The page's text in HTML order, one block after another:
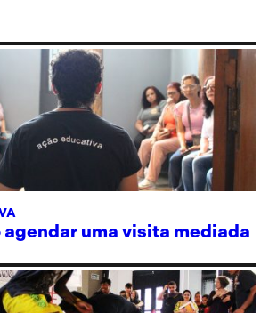
agendar uma visita mediada